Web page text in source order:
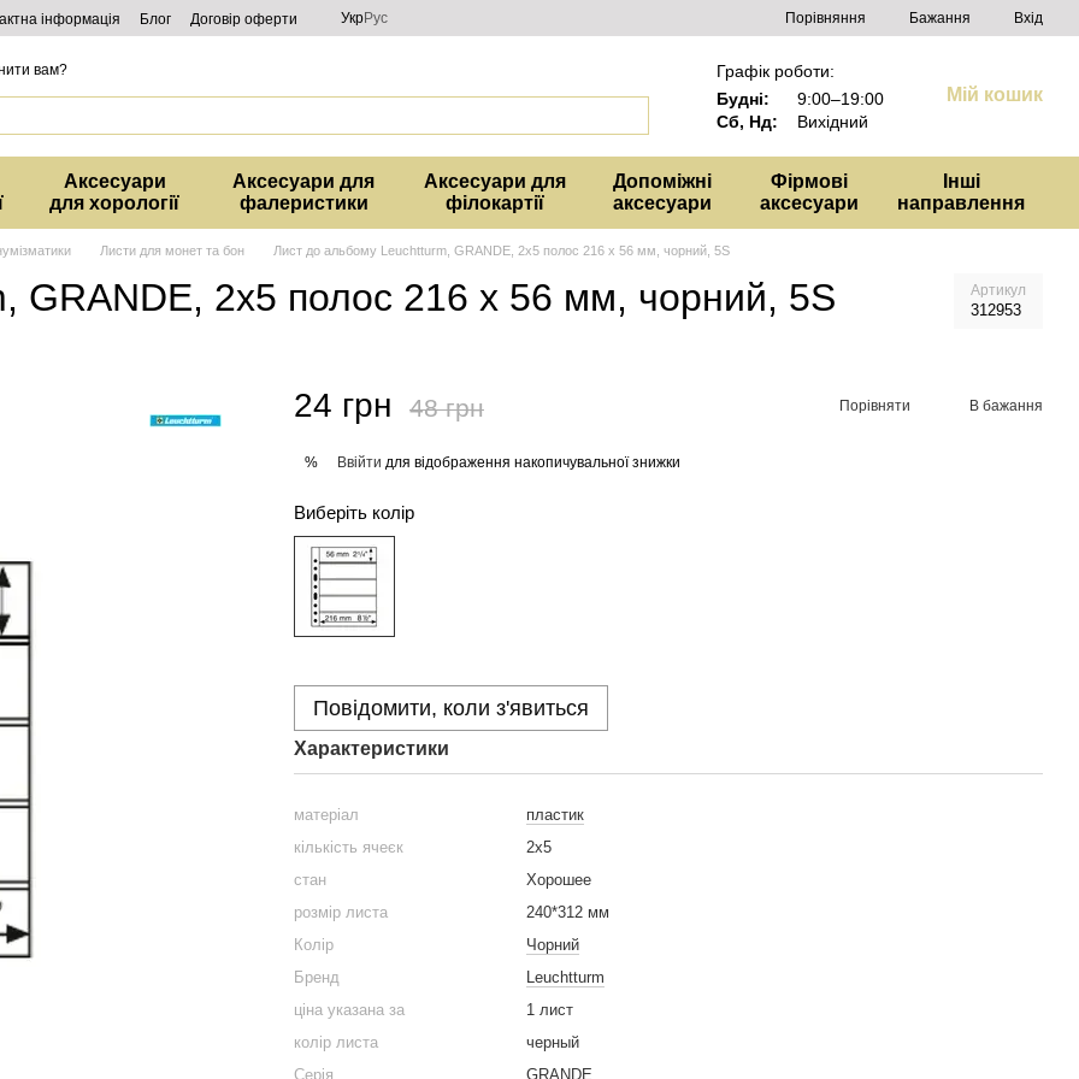
інформація Блог Договір оферти УкрРус Порівняння Бажання Вхід
вам?
Графік роботи:
Будні:
9:00–19:00
Сб, Нд:
Вихідний
Мій кошик
Аксесуари
для хорології
Аксесуари для
фалеристики
Аксесуари для
філокартії
Допоміжні
аксесуари
Фірмові
аксесуари
Інші
направлення
Листи для монет та бон Лист до альбому Leuchtturm, GRANDE, 2x5 полос 216 х 56 мм, чорний, 5S
GRANDE, 2x5 полос 216 х 56 мм, чорний, 5S Артикул
312953
24 грн 48 грн Порівняти В бажання
% Ввійти для відображення накопичувальної знижки
Виберіть колір
Повідомити, коли з'явиться
Характеристики
матеріал
пластик
кількість ячеєк
2x5
стан
Хорошее
розмір листа
240*312 мм
Колір
Чорний
Бренд
Leuchtturm
ціна указана за
1 лист
колір листа
черный
Серія
GRANDE